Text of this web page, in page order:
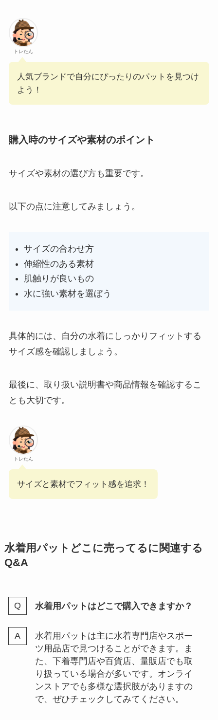
トレたん
人気ブランドで自分にぴったりのパットを見つけ
よう！
購入時のサイズや素材のポイント
サイズや素材の選び方も重要です。
以下の点に注意してみましょう。
サイズの合わせ方
伸縮性のある素材
肌触りが良いもの
水に強い素材を選ぼう
具体的には、自分の水着にしっかりフィットする
サイズ感を確認しましょう。
最後に、取り扱い説明書や商品情報を確認するこ
とも大切です。
トレたん
サイズと素材でフィット感を追求！
水着用パットどこに売ってるに関連する
Q&A
水着用パットはどこで購入できますか？
水着用パットは主に水着専門店やスポー
ツ用品店で見つけることができます。ま
た、下着専門店や百貨店、量販店でも取
り扱っている場合が多いです。オンライ
ンストアでも多様な選択肢がありますの
で、ぜひチェックしてみてください。